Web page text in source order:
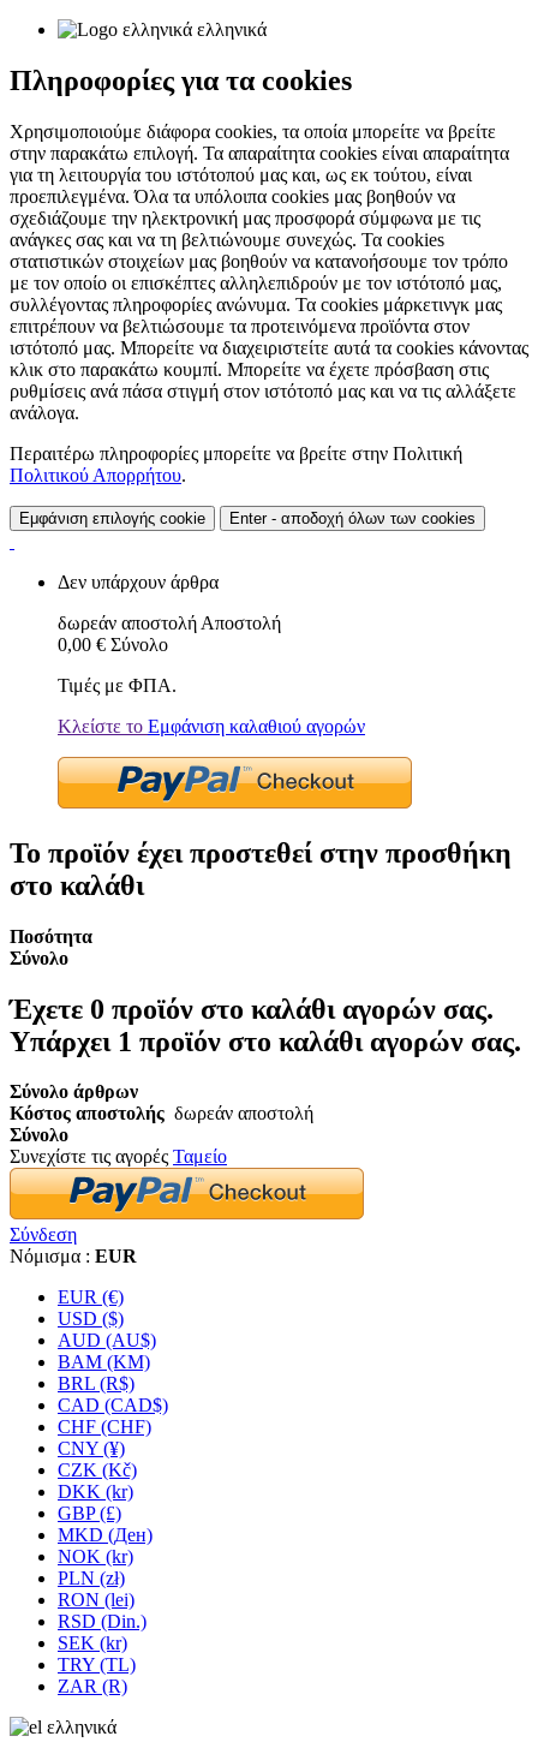
ελληνικά
Πληροφορίες για τα cookies
Χρησιμοποιούμε διάφορα cookies, τα οποία μπορείτε να βρείτε
στην παρακάτω επιλογή. Τα απαραίτητα cookies είναι απαραίτητα
για τη λειτουργία του ιστότοπού μας και, ως εκ τούτου, είναι
προεπιλεγμένα. Όλα τα υπόλοιπα cookies μας βοηθούν να
σχεδιάζουμε την ηλεκτρονική μας προσφορά σύμφωνα με τις
ανάγκες σας και να τη βελτιώνουμε συνεχώς. Τα cookies
στατιστικών στοιχείων μας βοηθούν να κατανοήσουμε τον τρόπο
με τον οποίο οι επισκέπτες αλληλεπιδρούν με τον ιστότοπό μας,
συλλέγοντας πληροφορίες ανώνυμα. Τα cookies μάρκετινγκ μας
επιτρέπουν να βελτιώσουμε τα προτεινόμενα προϊόντα στον
ιστότοπό μας. Μπορείτε να διαχειριστείτε αυτά τα cookies κάνοντας
κλικ στο παρακάτω κουμπί. Μπορείτε να έχετε πρόσβαση στις
ρυθμίσεις ανά πάσα στιγμή στον ιστότοπό μας και να τις αλλάξετε
ανάλογα.
Περαιτέρω πληροφορίες μπορείτε να βρείτε στην Πολιτική
Πολιτικού Απορρήτου.
Εμφάνιση επιλογής cookie Enter - αποδοχή όλων των cookies
Δεν υπάρχουν άρθρα
δωρεάν αποστολή Αποστολή
0,00 € Σύνολο
Τιμές με ΦΠΑ.
Κλείστε το Εμφάνιση καλαθιού αγορών
Το προϊόν έχει προστεθεί στην προσθήκη
στο καλάθι
Ποσότητα
Σύνολο
Έχετε 0 προϊόν στο καλάθι αγορών σας.
Υπάρχει 1 προϊόν στο καλάθι αγορών σας.
Σύνολο άρθρων
Κόστος αποστολής δωρεάν αποστολή
Σύνολο
Συνεχίστε τις αγορές Ταμείο
Σύνδεση
Νόμισμα : EUR
EUR (€)
USD ($)
AUD (AU$)
BAM (KM)
BRL (R$)
CAD (CAD$)
CHF (CHF)
CNY (¥)
CZK (Kč)
DKK (kr)
GBP (£)
MKD (Ден)
NOK (kr)
PLN (zł)
RON (lei)
RSD (Din.)
SEK (kr)
TRY (TL)
ZAR (R)
ελληνικά